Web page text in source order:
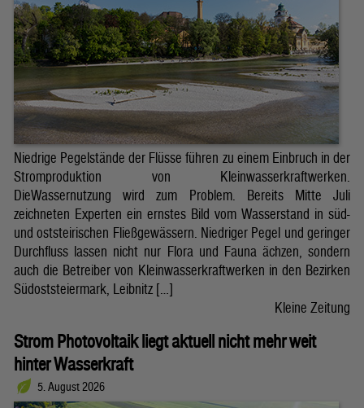
Niedrige Pegelstände der Flüsse führen zu einem Einbruch in der
Stromproduktion von Kleinwasserkraftwerken.
DieWassernutzung wird zum Problem. Bereits Mitte Juli
zeichneten Experten ein ernstes Bild vom Wasserstand in süd-
und oststeirischen Fließgewässern. Niedriger Pegel und geringer
Durchfluss lassen nicht nur Flora und Fauna ächzen, sondern
auch die Betreiber von Kleinwasserkraftwerken in den Bezirken
Südoststeiermark, Leibnitz […]
Kleine Zeitung
Strom Photovoltaik liegt aktuell nicht mehr weit
hinter Wasserkraft
5. August 2026